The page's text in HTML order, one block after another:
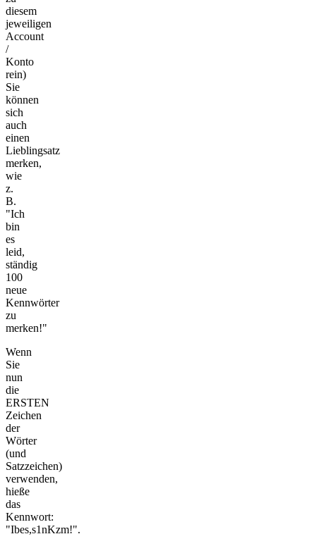
diesem
jeweiligen
Account
/
Konto
rein)
Sie
können
sich
auch
einen
Lieblingsatz
merken,
wie
z.
B.
"Ich
bin
es
leid,
ständig
100
neue
Kennwörter
zu
merken!"
Wenn
Sie
nun
die
ERSTEN
Zeichen
der
Wörter
(und
Satzzeichen)
verwenden,
hieße
das
Kennwort:
"Ibes,s1nKzm!".